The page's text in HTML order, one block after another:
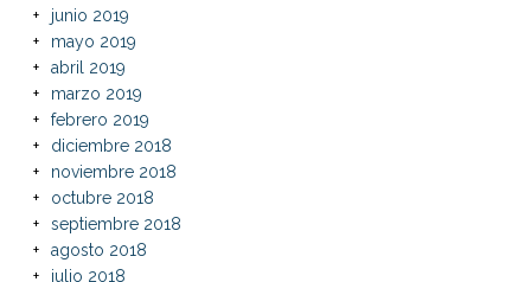
junio 2019
mayo 2019
abril 2019
marzo 2019
febrero 2019
diciembre 2018
noviembre 2018
octubre 2018
septiembre 2018
agosto 2018
julio 2018